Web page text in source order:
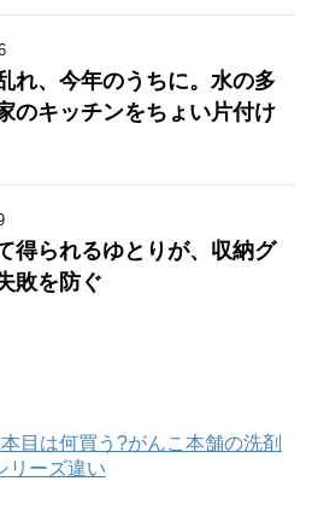
れ、今年のうちに。水の多
のキッチンをちょい片付け
得られるゆとりが、収納グ
敗を防ぐ
目は何買う?がんこ本舗の洗剤
リーズ違い